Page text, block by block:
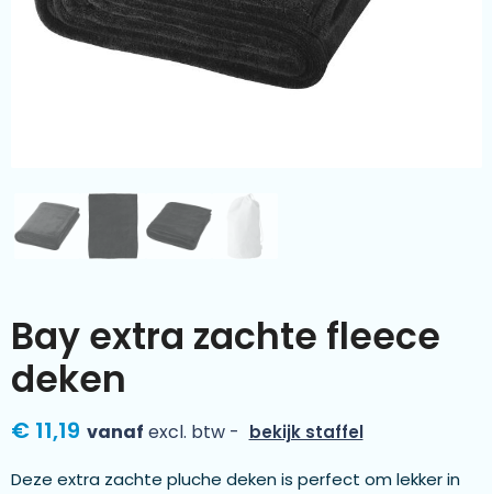
Kleding & textiel
Duurzamere geschenken
Meer categorieën
Zomer
Wijn
Bay extra zachte fleece
deken
€ 11,19 vanaf excl. btw - bekijk staffel
Deze extra zachte pluche deken is perfect om lekker in